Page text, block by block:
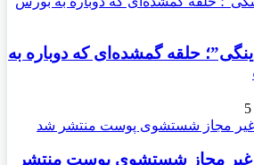
حلقه گمشده‌ای که دوباره به
5
غیر مجاز شستشوی پوست منتشر